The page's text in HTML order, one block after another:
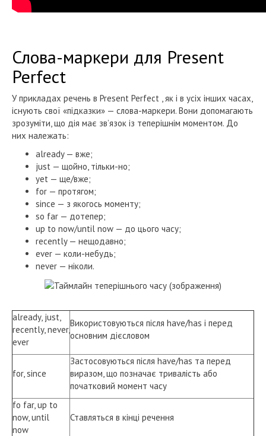
Слова-маркери для Present
Perfect
У прикладах речень в Present Perfect , як і в усіх інших часах,
існують свої «підказки» — слова-маркери. Вони допомагають
зрозуміти, що дія має зв’язок із теперішнім моментом. До
них належать:
already — вже;
just — щойно, тільки-но;
yet — ще/вже;
for — протягом;
since — з якогось моменту;
so far — дотепер;
up to now/until now — до цього часу;
recently — нещодавно;
ever — коли-небудь;
never — ніколи.
already, just,
recently, never,
ever
Використовуються після have/has і перед
основним дієсловом
for, since
Застосовуються після have/has та перед
виразом, що позначає тривалість або
початковий момент часу
fo far, up to
now, until
now
Ставляться в кінці речення